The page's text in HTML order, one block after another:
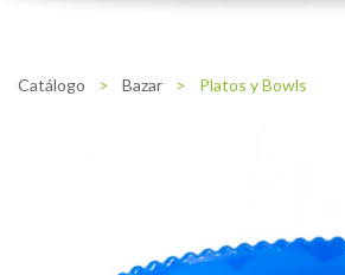
Catálogo > Bazar > Platos y Bowls